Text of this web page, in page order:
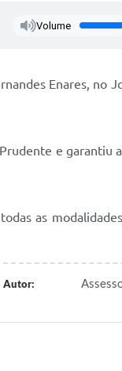
Volume
Enares, no
e garantiu a
as
Autor: